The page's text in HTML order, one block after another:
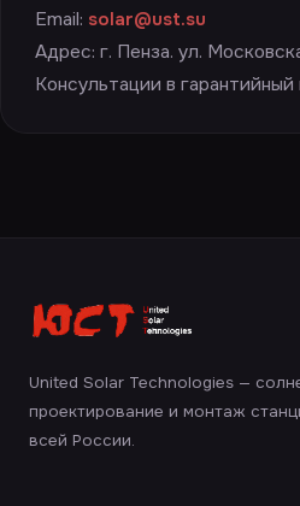
Email: solar@ust.su
Адрес: г. Пенза. ул.
Консультации в
United Solar Technologies —
проектирование и монтаж
всей России.